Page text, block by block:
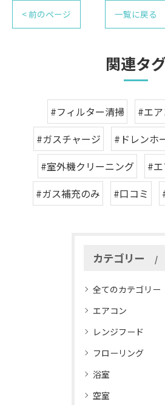
< 前のページ 一覧に戻る
関連タ
#フィルター清掃 #エ
#ガスチャージ
#ドレンホ
#室外機クリーニング
#
#ガス補充のみ
#口コミ
カテゴリー
全てのカテゴリー
エアコン
レンジフード
フローリング
浴室
空室